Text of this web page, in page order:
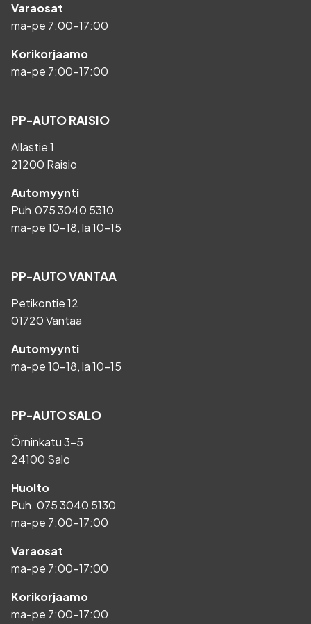
Varaosat
ma-pe 7:00-17:00
Korikorjaamo
ma-pe 7:00-17:00
PP-AUTO RAISIO
Allastie 1
21200 Raisio
Automyynti
Puh.075 3040 5310
ma-pe 10-18, la 10-15
PP-AUTO VANTAA
Petikontie 12
01720 Vantaa
Automyynti
ma-pe 10-18, la 10-15
PP-AUTO SALO
Örninkatu 3-5
24100 Salo
Huolto
Puh. 075 3040 5130
ma-pe 7:00-17:00
Varaosat
ma-pe 7:00-17:00
Korikorjaamo
ma-pe 7:00-17:00